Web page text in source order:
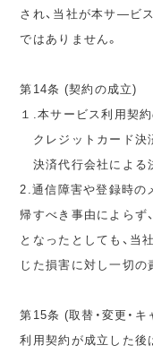
され、当社が本サ―ビ
ではありません。
第14条 (契約の成立)
１.本サービス利用契
クレジットカード決
決済代行会社による
2.通信障害や登録時の
帰すべき事由によらず
となったとしても、当
じた損害に対し一切の
第15条 (取替・変更・
利用契約が成立した後